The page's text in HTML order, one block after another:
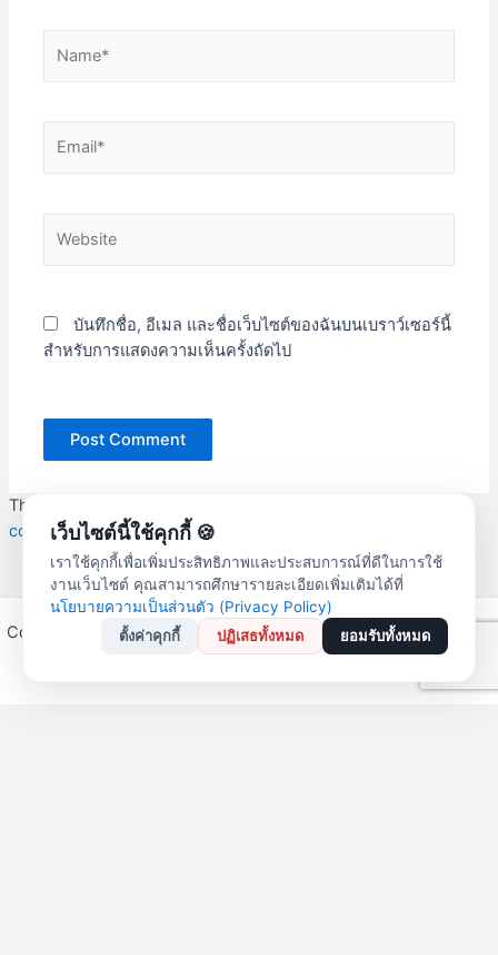
บันทึกชื่อ, อีเมล และชื่อเว็บไซต์ของฉันบนเบราว์เซอร์นี้
สำหรับการแสดงความเห็นครั้งถัดไป
This site uses Akismet to reduce spam.
comment data is processed.
Copyright © 2026 สหกรณ์ออมทรัพย์ครูลำปาง จำกัด | Powered by
Astra WordPress Theme
เว็บไซต์นี้ใช้คุกกี้ 🍪
เราใช้คุกกี้เพื่อเพิ่มประสิทธิภาพและประสบการณ์ที่ดีในการใช้
งานเว็บไซต์ คุณสามารถศึกษารายละเอียดเพิ่มเติมได้ที่
นโยบายความเป็นส่วนตัว (Privacy Policy)
ตั้งค่าคุกกี้
ปฏิเสธทั้งหมด ยอมรับทั้งหมด